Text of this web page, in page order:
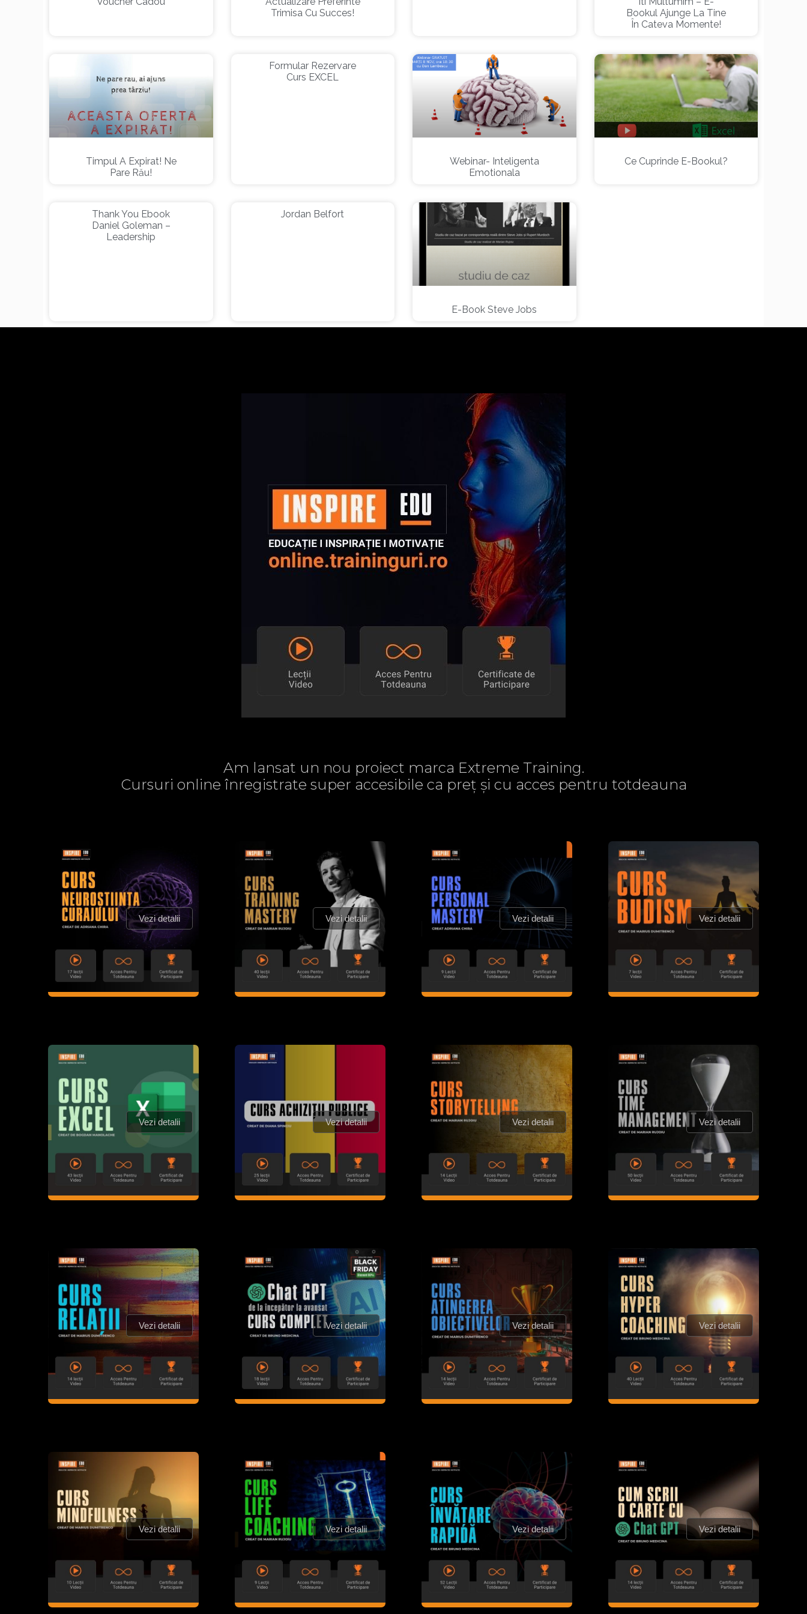
Trimisa Cu Succes!
Bookul Ajunge La Tine
În Cateva Momente!
Timpul A Expirat! Ne
Pare Rău!
Formular Rezervare
Curs EXCEL
Webinar- Inteligenta
Emotionala
Ce Cuprinde E-Bookul?
Thank You Ebook
Daniel Goleman –
Leadership
Jordan Belfort
E-Book Steve Jobs
Am lansat un nou proiect marca Extreme Training.
Cursuri online înregistrate super accesibile ca preț și cu acces pentru totdeauna
Vezi detalii Vezi detalii Vezi detalii Vezi detalii
Vezi detalii Vezi detalii Vezi detalii Vezi detalii
Vezi detalii Vezi detalii Vezi detalii Vezi detalii
Vezi detalii Vezi detalii Vezi detalii Vezi detalii